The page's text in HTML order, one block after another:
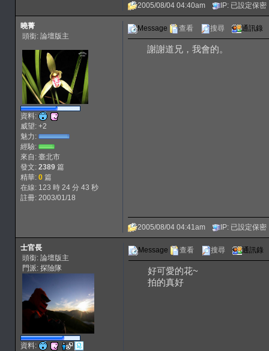
2005/08/04 04:40am IP: 已設定保密
曉菁
頭銜: 論壇版主
資料:
威望: +2
魅力:
經驗:
來自: 臺北市
發文: 2389篇
精華: 0篇
在線: 123 時 24 分 43 秒
註冊: 2003/01/18
Message 查看 搜尋 通訊錄
謝謝道兄，我會的。
2005/08/04 04:41am IP: 已設定保密
士官長
頭銜: 論壇版主
門派: 探險隊
資料:
Message 查看 搜尋 通訊錄
好可愛的花~
拍的真好